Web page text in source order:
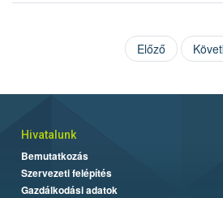
Előző
Hivatalunk
Bemutatkozás
Szervezeti felépítés
Gazdálkodási adatok